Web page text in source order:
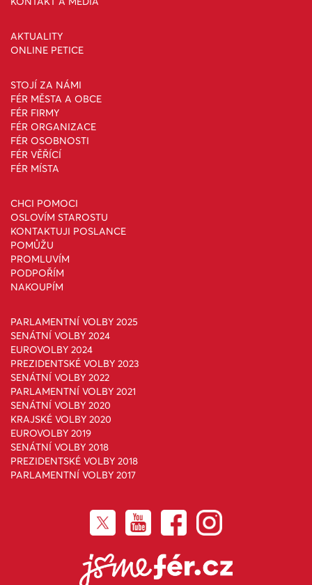
AKTUALITY
ONLINE PETICE
STOJÍ ZA NÁMI
FÉR MĚSTA A OBCE
FÉR FIRMY
FÉR ORGANIZACE
FÉR OSOBNOSTI
FÉR VĚŘÍCÍ
FÉR MÍSTA
CHCI POMOCI
OSLOVÍM STAROSTU
KONTAKTUJI POSLANCE
POMŮŽU
PROMLUVÍM
PODPOŘÍM
NAKOUPÍM
PARLAMENTNÍ VOLBY 2025
SENÁTNÍ VOLBY 2024
EUROVOLBY 2024
PREZIDENTSKÉ VOLBY 2023
SENÁTNÍ VOLBY 2022
PARLAMENTNÍ VOLBY 2021
SENÁTNÍ VOLBY 2020
KRAJSKÉ VOLBY 2020
EUROVOLBY 2019
SENÁTNÍ VOLBY 2018
PREZIDENTSKÉ VOLBY 2018
PARLAMENTNÍ VOLBY 2017